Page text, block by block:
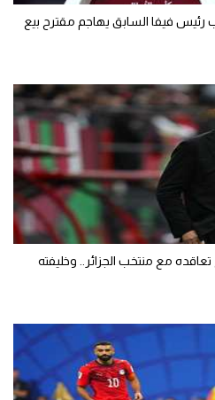
رئيس فيفا السابق يهاجم مقترح بيع
تعاقده مع منتخب الجزائر.. وخليفته